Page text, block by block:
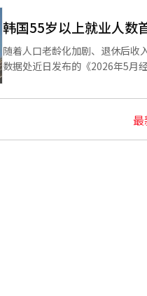
示，门店过去每天可接待约10桌晚餐顾客，
反映在
韩国55岁以上就业人数
随着人口老龄化加剧、退休后收入
数据处近日发布的《2026年5月
动，该年龄段就业率为59.5%，与去年同期持平。 调查显示，提前退休
的主要原因。去年，韩国劳动